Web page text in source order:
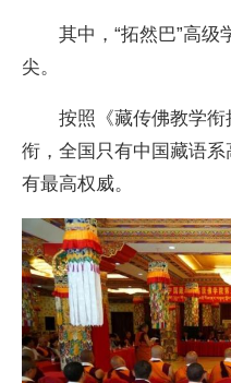
其中，“拓然巴”高级
尖。
按照《藏传佛教学衔
衔，全国只有中国藏语
有最高权威。